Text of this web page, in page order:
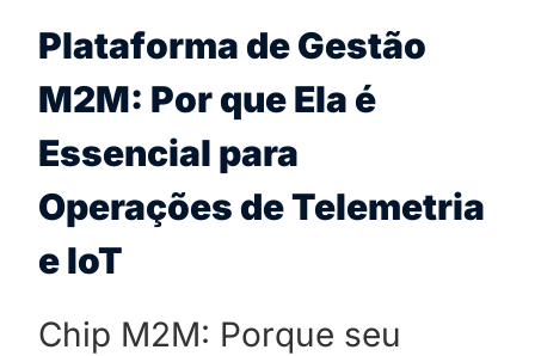
Plataforma de Gestão
M2M: Por que Ela é
Essencial para
Operações de Telemetria
e IoT
Chip M2M: Porque seu